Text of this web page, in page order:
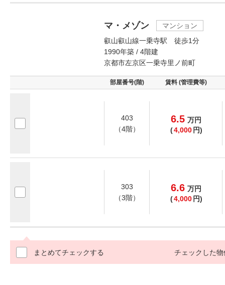
マ・メゾン
マンション
叡山叡山線一乗寺駅 徒歩1分
1990年築 / 4階建
京都市左京区一乗寺里ノ前町
部屋番号(階) 賃料 (管理費等)
403
（4階）
6.5 万円
(4,000 円)
303
（3階）
6.6 万円
(4,000 円)
まとめてチェックする チェックした物